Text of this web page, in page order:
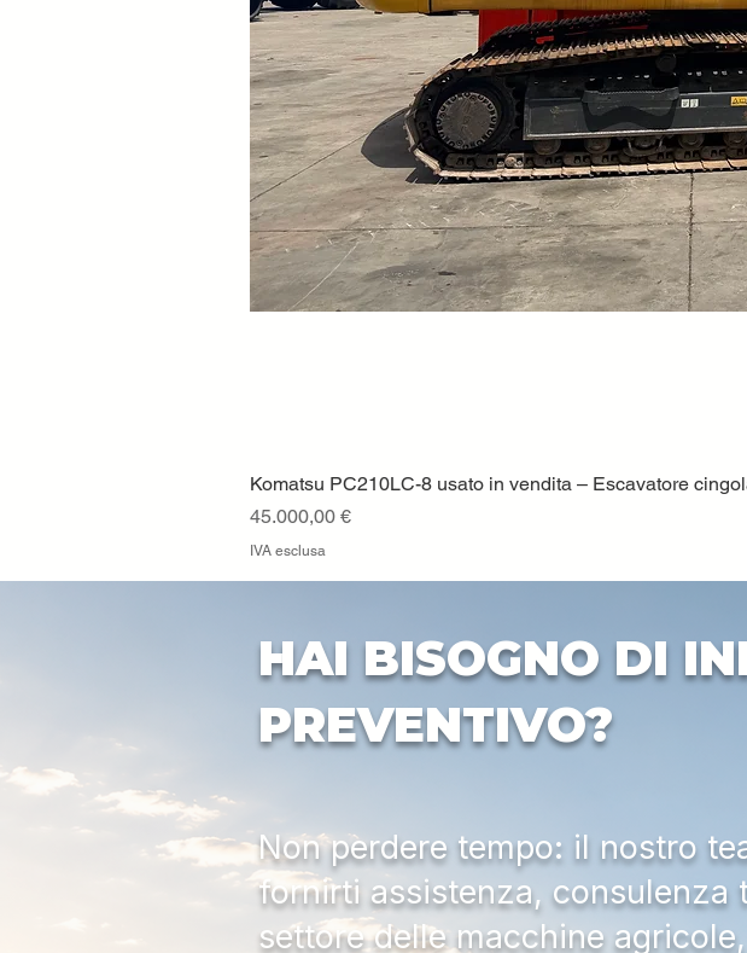
Komatsu PC210LC-8 usato in vendita – Escavatore
Prezzo
45.000,00 €
IVA esclusa
HAI BISOGNO DI
PREVENTIVO?
Non perdere tempo: il nostro
fornirti assistenza, consulenza
settore delle macchine